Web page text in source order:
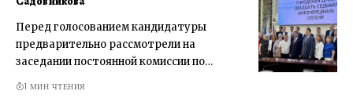
Перед голосованием кандидатуры
предварительно рассмотрели на
заседании постоянной комиссии по…
1 МИН ЧТЕНИЯ